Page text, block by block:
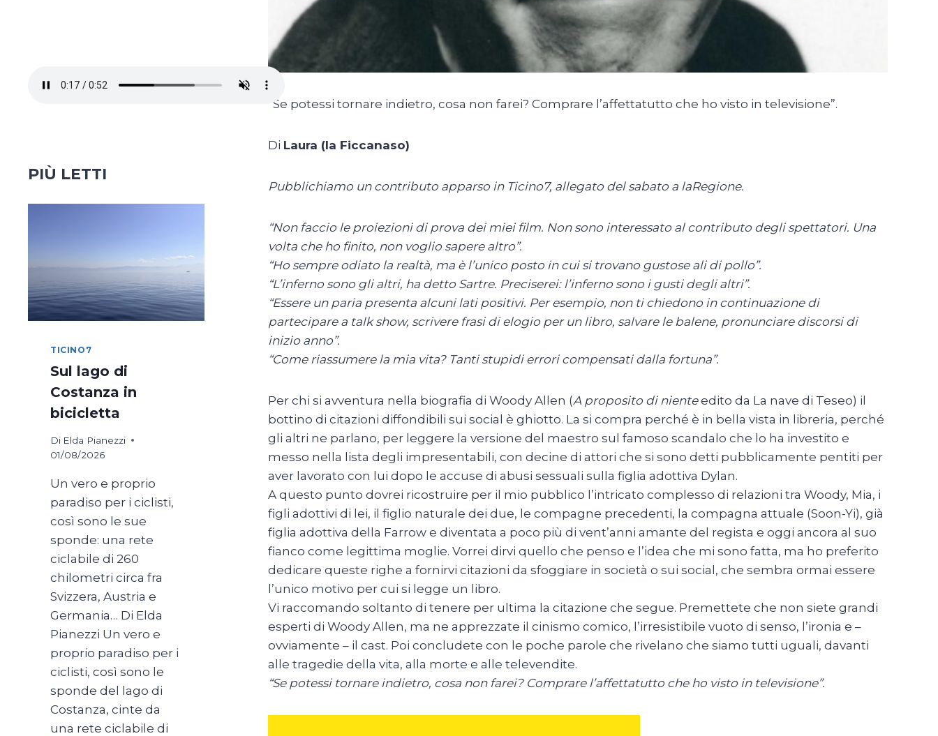
“Se potessi tornare indietro, cosa non farei? Comprare l’affettatutto che ho visto in televisione”.
Di Laura (la Ficcanaso)
Pubblichiamo un contributo apparso in Ticino7, allegato del sabato a laRegione.
“Non faccio le proiezioni di prova dei miei film. Non sono interessato al contributo degli spettatori. Una
volta che ho finito, non voglio sapere altro”.
“Ho sempre odiato la realtà, ma è l’unico posto in cui si trovano gustose ali di pollo”.
“L’inferno sono gli altri, ha detto Sartre. Preciserei: l’inferno sono i gusti degli altri”.
“Essere un paria presenta alcuni lati positivi. Per esempio, non ti chiedono in continuazione di
partecipare a talk show, scrivere frasi di elogio per un libro, salvare le balene, pronunciare discorsi di
inizio anno”.
“Come riassumere la mia vita? Tanti stupidi errori compensati dalla fortuna”.
Per chi si avventura nella biografia di Woody Allen (A proposito di nienteedito da La nave di Teseo) il
bottino di citazioni diffondibili sui social è ghiotto. La si compra perché è in bella vista in libreria, perché
gli altri ne parlano, per leggere la versione del maestro sul famoso scandalo che lo ha investito e
messo nella lista degli impresentabili, con decine di attori che si sono detti pubblicamente pentiti per
aver lavorato con lui dopo le accuse di abusi sessuali sulla figlia adottiva Dylan.
A questo punto dovrei ricostruire per il mio pubblico l’intricato complesso di relazioni tra Woody, Mia, i
figli adottivi di lei, il figlio naturale dei due, le compagne precedenti, la compagna attuale (Soon-Yi), già
figlia adottiva della Farrow e diventata a poco più di vent’anni amante del regista e oggi ancora al suo
fianco come legittima moglie. Vorrei dirvi quello che penso e l’idea che mi sono fatta, ma ho preferito
dedicare queste righe a fornirvi citazioni da sfoggiare in società o sui social, che sembra ormai essere
l’unico motivo per cui si legge un libro.
Vi raccomando soltanto di tenere per ultima la citazione che segue. Premettete che non siete grandi
esperti di Woody Allen, ma ne apprezzate il cinismo comico, l’irresistibile vuoto di senso, l’ironia e –
ovviamente – il cast. Poi concludete con le poche parole che rivelano che siamo tutti uguali, davanti
alle tragedie della vita, alla morte e alle televendite.
“Se potessi tornare indietro, cosa non farei? Comprare l’affettatutto che ho visto in televisione”.
PIÙ LETTI
TICINO7
Sul lago di
Costanza in
bicicletta
Di Elda Pianezzi
01/08/2026
Un vero e proprio
paradiso per i ciclisti,
così sono le sue
sponde: una rete
ciclabile di 260
chilometri circa fra
Svizzera, Austria e
Germania… Di Elda
Pianezzi Un vero e
proprio paradiso per i
ciclisti, così sono le
sponde del lago di
Costanza, cinte da
una rete ciclabile di